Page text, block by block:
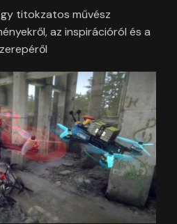
titokzatos művész
az inspirációról és a